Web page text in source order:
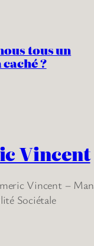
tous un
?
Vincent
Vincent –
Sociétale